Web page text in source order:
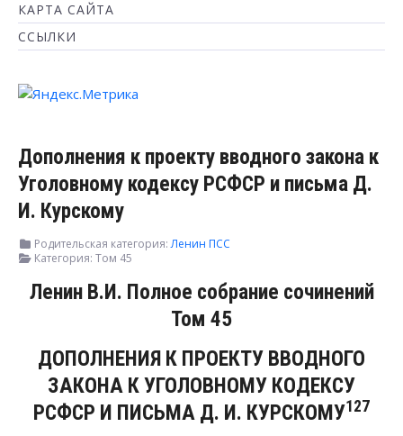
КАРТА САЙТА
ССЫЛКИ
Дополнения к проекту вводного закона к
Уголовному кодексу РСФСР и письма Д.
И. Курскому
Родительская категория:Ленин ПСС
Категория: Том 45
Ленин В.И. Полное собрание сочинений
Том 45
ДОПОЛНЕНИЯ К ПРОЕКТУ ВВОДНОГО
ЗАКОНА К УГОЛОВНОМУ КОДЕКСУ
РСФСР И ПИСЬМА Д. И. КУРСКОМУ127